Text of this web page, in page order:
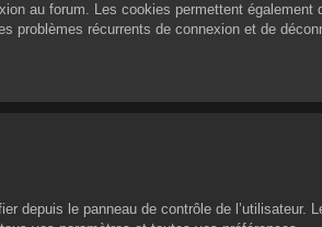
au forum. Les cookies permettent également
récurrents de connexion et de
depuis le panneau de contrôle de l’utilisateur.